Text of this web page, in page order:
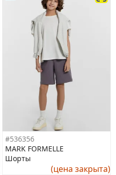
#536356
MARK FORMELLE
Шорты
(цена закрыта)